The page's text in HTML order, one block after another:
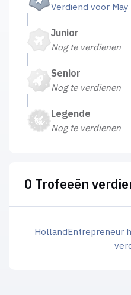
Verdiend voor May
Junior
Nog te verdienen
Senior
Nog te verdienen
Legende
Nog te verdienen
0 Trofeeën
HollandEntrepreneur